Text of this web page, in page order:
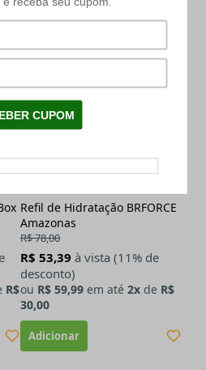
RELACIONADOS
R$
Refil de Hidratação BRFORCE
Amazonas
R$ 78,00
R$ 53,39 à vista (11% de
desconto)
ou R$ 59,99 em até 2x de R$
30,00